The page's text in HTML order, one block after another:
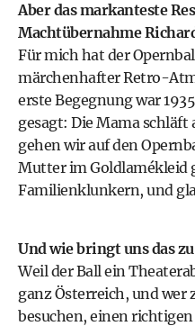
Aber das markanteste
Machtübernahme
Für mich hat der
märchenhafter Retro-
erste Begegnung war
gesagt: Die Mama
gehen wir auf den
Mutter im Goldlamékleid
Familienklunkern, und
Und wie bringt uns das
Weil der Ball ein
ganz Österreich, und wer
besuchen, einen